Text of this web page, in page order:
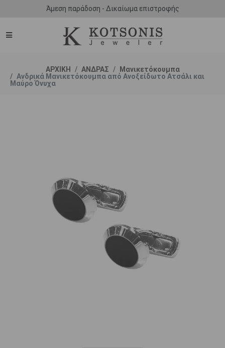
Άμεση παράδοση - Δικαίωμα επιστροφής
ΑΡΧΙΚΗ ΑΝΔΡΑΣ
Μανικετόκουμπα
Ανδρικά Μανικετόκουμπα από Aνοξείδωτο Aτσάλι και
Μαύρο Όνυχα